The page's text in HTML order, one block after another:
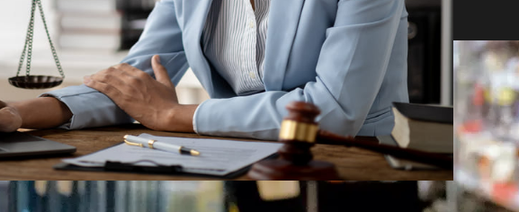
bancaria después de la quiebra masiva de bancos